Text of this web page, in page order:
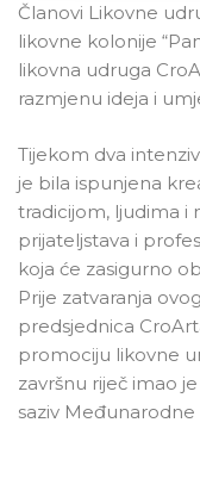
Članovi Likovne
likovne kolonije
likovna udruga
razmjenu ideja i
Tijekom dva
je bila ispunjena
tradicijom, ljudima i
prijateljstava i
koja će zasigurno
Prije zatvaranja
predsjednica
promociju likovne
završnu riječ imao
saziv Međunarodne